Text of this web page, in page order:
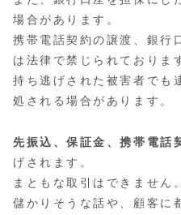
場合があります。
携帯電話契約の譲渡、銀行
は法律で禁じられておりま
持ち逃げされた被害者でも
処される場合があります。
先振込、保証金、携帯電話
げされます。
まともな取引はできません。
儲かりそうな話や、顧客に